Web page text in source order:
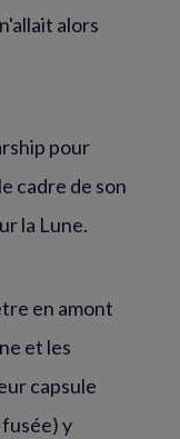
alors
pour
cadre de son
la Lune.
en amont
et les
capsule
y